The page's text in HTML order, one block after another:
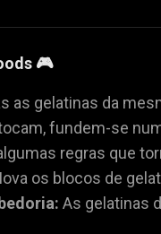
🎮
as gelatinas da
fundem-se
regras que
os blocos de
As gelatinas